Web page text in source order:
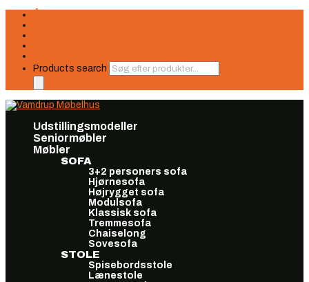
Products search
Udstillingsmodeller
Seniormøbler
Møbler
SOFA
3+2 personers sofa
Hjørnesofa
Højrygget sofa
Modulsofa
Klassisk sofa
Tremmesofa
Chaiselong
Sovesofa
STOLE
Spisebordsstole
Lænestole